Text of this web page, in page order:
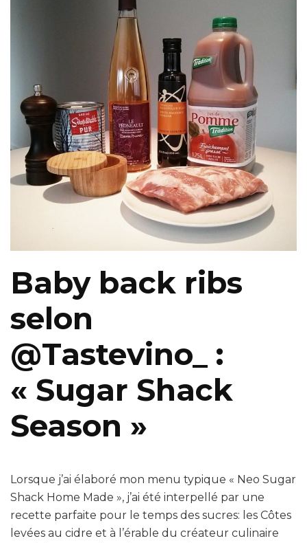
Baby back ribs
selon
@Tastevino_ :
« Sugar Shack
Season »
Lorsque j’ai élaboré mon menu typique « Neo Sugar
Shack Home Made », j’ai été interpellé par une
recette parfaite pour le temps des sucres: les Côtes
levées au cidre et à l’érable du créateur culinaire